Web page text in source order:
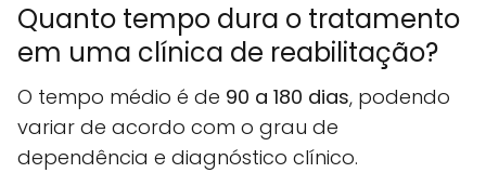
Quanto tempo dura o tratamento
em uma clínica de reabilitação?
O tempo médio é de 90 a 180 dias, podendo
variar de acordo com o grau de
dependência e diagnóstico clínico.